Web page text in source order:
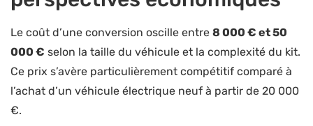
Le coût d’une conversion oscille entre 8 000 € et 50
000 € selon la taille du véhicule et la complexité du kit.
Ce prix s’avère particulièrement compétitif comparé à
l’achat d’un véhicule électrique neuf à partir de 20 000
€.